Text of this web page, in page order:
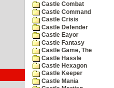
Castle Combat
Castle Command
Castle Crisis
Castle Defender
Castle Eayor
Castle Fantasy
Castle Game, The
Castle Hassle
Castle Hexagon
Castle Keeper
Castle Mania